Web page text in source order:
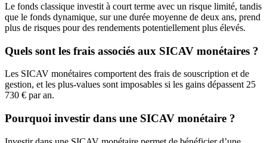
Le fonds classique investit à court terme avec un risque limité, tandis
que le fonds dynamique, sur une durée moyenne de deux ans, prend
plus de risques pour des rendements potentiellement plus élevés.
Quels sont les frais associés aux SICAV monétaires ?
Les SICAV monétaires comportent des frais de souscription et de
gestion, et les plus-values sont imposables si les gains dépassent 25
730 € par an.
Pourquoi investir dans une SICAV monétaire ?